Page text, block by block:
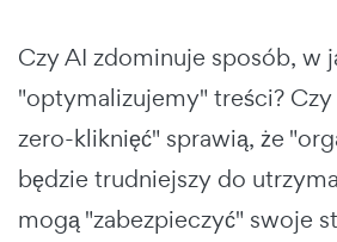
Czy AI zdominuje sposób, w
"optymalizujemy" treści?
zero-kliknięć" sprawią, że
będzie trudniejszy do
mogą "zabezpieczyć" swoje